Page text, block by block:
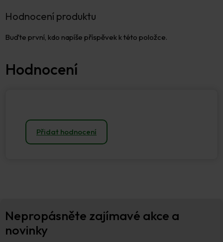
Hodnocení produktu
Buďte první, kdo napíše příspěvek k této položce.
Přidat hodnocení
Nepropásněte zajímavé akce a
novinky